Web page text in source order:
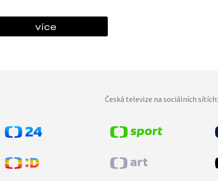
více
Česká televize na sociálních sítích: